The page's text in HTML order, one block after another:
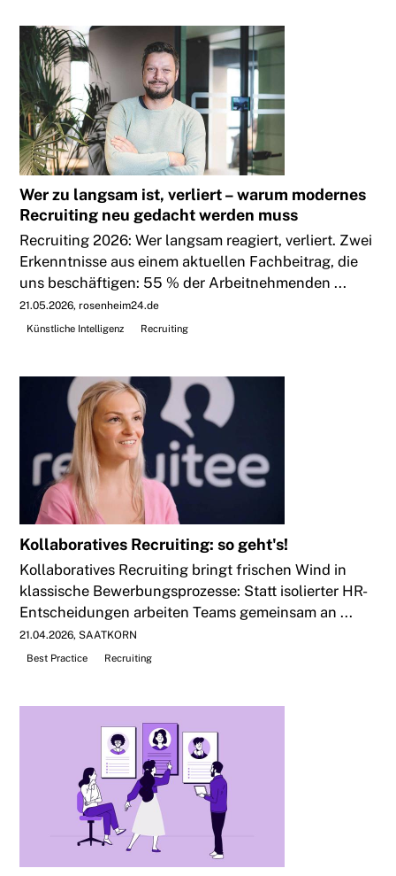
Wer zu langsam ist, verliert – warum modernes
Recruiting neu gedacht werden muss
Recruiting 2026: Wer langsam reagiert, verliert. Zwei
Erkenntnisse aus einem aktuellen Fachbeitrag, die
uns beschäftigen: 55 % der Arbeitnehmenden ...
21.05.2026 rosenheim24.de
Künstliche Intelligenz
Recruiting
Kollaboratives Recruiting: so geht's!
Kollaboratives Recruiting bringt frischen Wind in
klassische Bewerbungsprozesse: Statt isolierter HR-
Entscheidungen arbeiten Teams gemeinsam an ...
21.04.2026 SAATKORN
Best Practice
Recruiting